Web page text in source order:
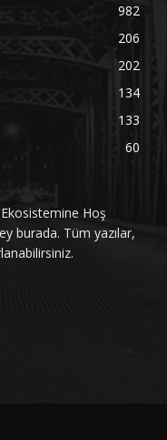
982
206
202
134
133
60
Hoş
burada. Tüm yazılar,